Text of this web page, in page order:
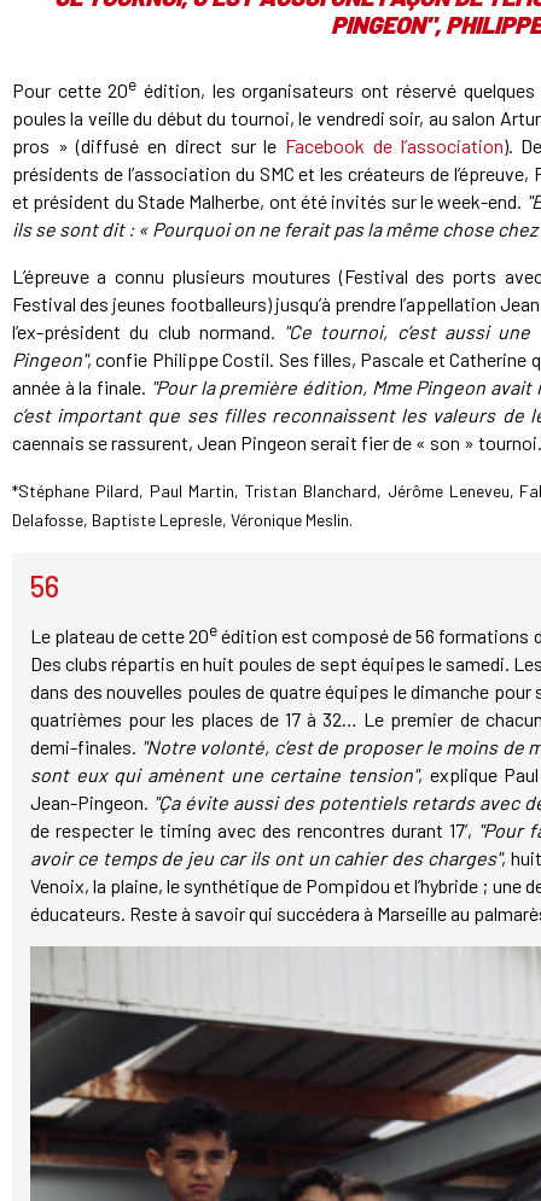
PINGEON",
Pour cette 20e édition, les organisateurs ont réservé
poules la veille du début du tournoi, le vendredi soir, au salon
pros » (diffusé en direct sur le Facebook de l’association).
présidents de l’association du SMC et les créateurs de
et président du Stade Malherbe, ont été invités sur le week-end.
ils se sont dit : « Pourquoi on ne ferait pas la même chose chez
L’épreuve a connu plusieurs moutures (Festival des ports
Festival des jeunes footballeurs) jusqu’à prendre l’appellation
l’ex-président du club normand. "Ce tournoi, c’est aussi
Pingeon", confie Philippe Costil. Ses filles, Pascale et Catherine
année à la finale. "Pour la première édition, Mme Pingeon
c’est important que ses filles reconnaissent les valeurs de
caennais se rassurent, Jean Pingeon serait fier de « son » tournoi.
*Stéphane Pilard, Paul Martin, Tristan Blanchard, Jérôme Leneveu,
Delafosse, Baptiste Lepresle, Véronique Meslin.
56
Le plateau de cette 20eédition est composé de 56 formations
Des clubs répartis en huit poules de sept équipes le samedi.
dans des nouvelles poules de quatre équipes le dimanche
quatrièmes pour les places de 17 à 32… Le premier de
demi-finales. "Notre volonté, c’est de proposer le moins
sont eux qui amènent une certaine tension", explique
Jean-Pingeon. "Ça évite aussi des potentiels retards avec
de respecter le timing avec des rencontres durant 17’, "Pour
avoir ce temps de jeu car ils ont un cahier des charges",
Venoix, la plaine, le synthétique de Pompidou et l’hybride ; une
éducateurs. Reste à savoir qui succédera à Marseille au